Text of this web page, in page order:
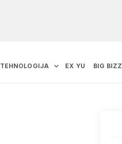
TEHNOLOGIJA EX YU BIG BIZZ